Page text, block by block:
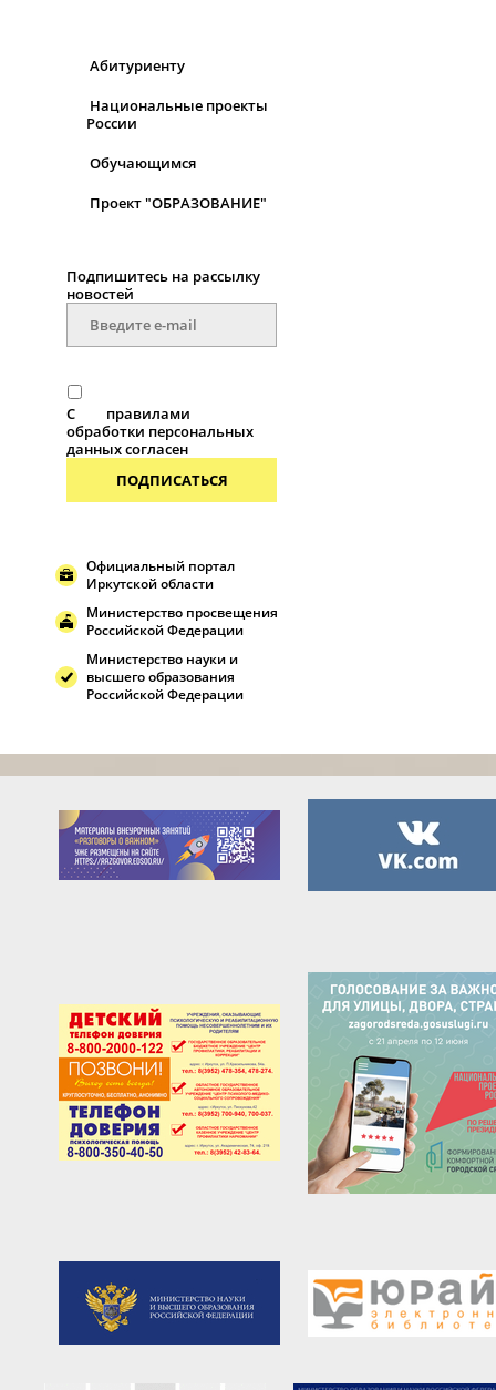
Абитуриенту
Национальные проекты
России
Обучающимся
Проект "ОБРАЗОВАНИЕ"
Подпишитесь на рассылку
новостей
С
правилами
обработки персональных
данных согласен
ПОДПИСАТЬСЯ
Официальный портал
Иркутской области
Министерство просвещения
Российской Федерации
Министерство науки и
высшего образования
Российской Федерации